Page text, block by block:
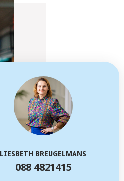
LIESBETH BREUGELMANS
088 4821415